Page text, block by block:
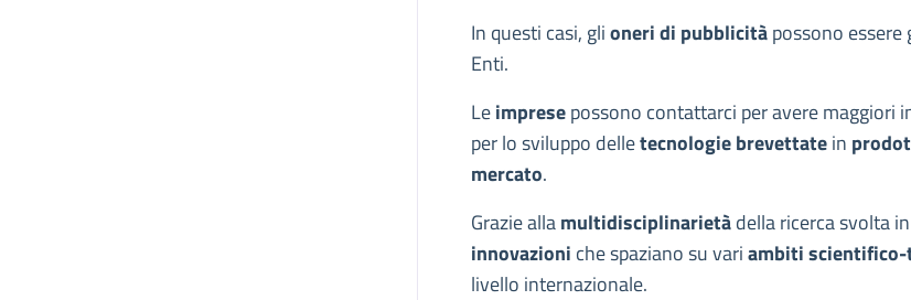
In questi casi, glioneri di pubblicitàpossono
Enti.
Leimpresepossono contattarci per avere maggiori
per lo sviluppo delletecnologie brevettatein
mercato.
Grazie allamultidisciplinarietàdella ricerca svolta in
innovazioni che spaziano su variambiti
livello internazionale.